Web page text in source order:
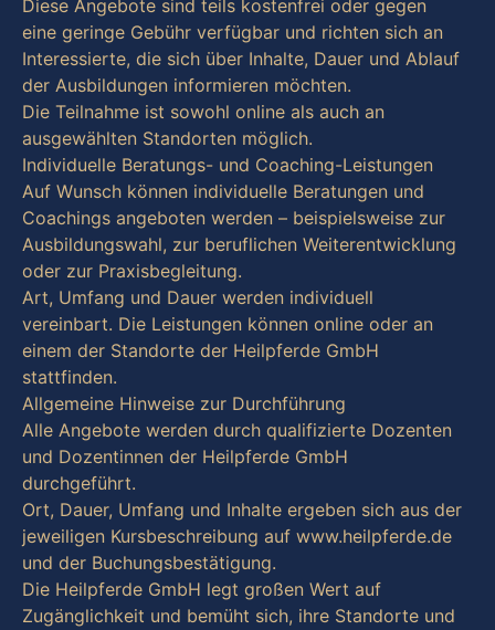
Diese Angebote sind teils kostenfrei oder gegen
eine geringe Gebühr verfügbar und richten sich an
Interessierte, die sich über Inhalte, Dauer und Ablauf
der Ausbildungen informieren möchten.
Die Teilnahme ist sowohl online als auch an
ausgewählten Standorten möglich.
Individuelle Beratungs- und Coaching-Leistungen
Auf Wunsch können individuelle Beratungen und
Coachings angeboten werden – beispielsweise zur
Ausbildungswahl, zur beruflichen Weiterentwicklung
oder zur Praxisbegleitung.
Art, Umfang und Dauer werden individuell
vereinbart. Die Leistungen können online oder an
einem der Standorte der Heilpferde GmbH
stattfinden.
Allgemeine Hinweise zur Durchführung
Alle Angebote werden durch qualifizierte Dozenten
und Dozentinnen der Heilpferde GmbH
durchgeführt.
Ort, Dauer, Umfang und Inhalte ergeben sich aus der
jeweiligen Kursbeschreibung auf www.heilpferde.de
und der Buchungsbestätigung.
Die Heilpferde GmbH legt großen Wert auf
Zugänglichkeit und bemüht sich, ihre Standorte und